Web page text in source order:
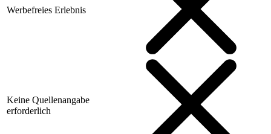
Werbefreies Erlebnis
Keine Quellenangabe
erforderlich